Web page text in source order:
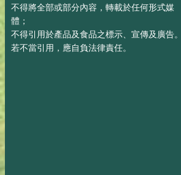
不得將全部或部分內容，轉載於任何形式媒
體；
不得引用於產品及食品之標示、宣傳及廣告。
若不當引用，應自負法律責任。